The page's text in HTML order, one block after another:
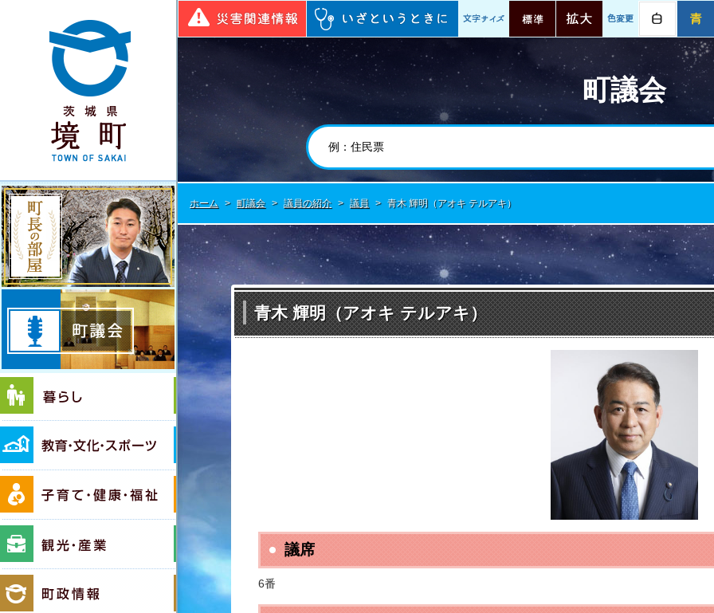
境町公式ホームページ
町議会
暮らし
子育て・健康・福祉
町政情報
災害関連情報 標準 色変更
町議会
ホーム > 町議会 > 議員の紹介 > 議員 > 青木 輝明（アオキ テルアキ）
青木 輝明（アオキ テルアキ）
議席
6番